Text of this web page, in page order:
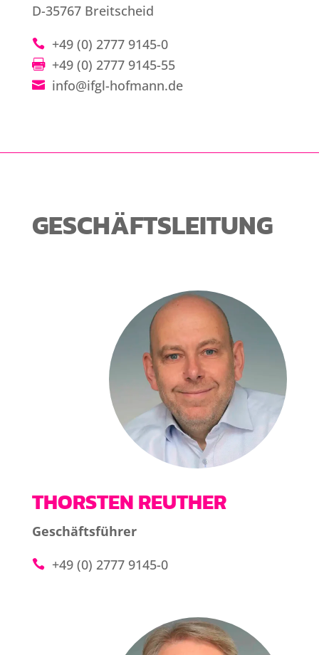
D-35767 Breitscheid
+49 (0) 2777 9145-0
+49 (0) 2777 9145-55
info@ifgl-hofmann.de
GESCHÄFTSLEITUNG
THORSTEN REUTHER
Geschäftsführer
+49 (0) 2777 9145-0